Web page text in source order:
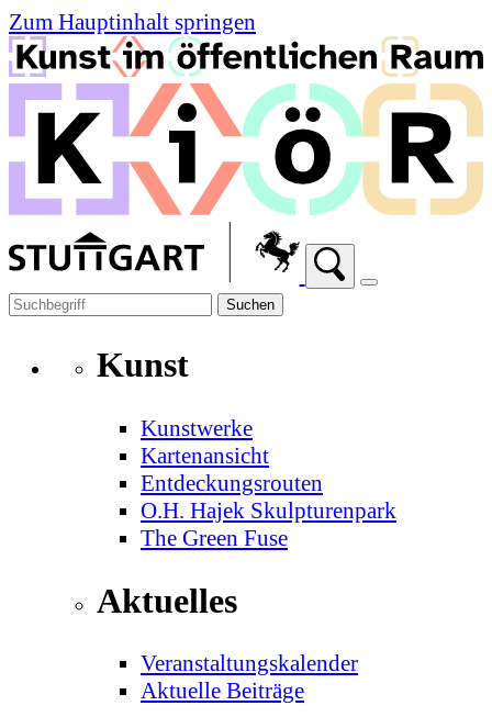
Zum Hauptinhalt springen
Suchen
Kunst
Kunstwerke
Kartenansicht
Entdeckungsrouten
O.H. Hajek Skulpturenpark
The Green Fuse
Aktuelles
Veranstaltungskalender
Aktuelle Beiträge